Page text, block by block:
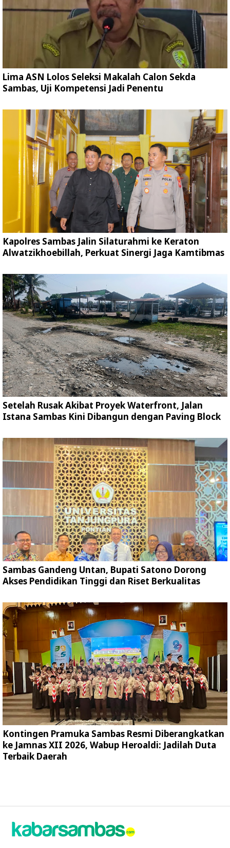
Lima ASN Lolos Seleksi Makalah Calon Sekda
Sambas, Uji Kompetensi Jadi Penentu
Kapolres Sambas Jalin Silaturahmi ke Keraton
Alwatzikhoebillah, Perkuat Sinergi Jaga Kamtibmas
Setelah Rusak Akibat Proyek Waterfront, Jalan
Istana Sambas Kini Dibangun dengan Paving Block
Sambas Gandeng Untan, Bupati Satono Dorong
Akses Pendidikan Tinggi dan Riset Berkualitas
Kontingen Pramuka Sambas Resmi Diberangkatkan
ke Jamnas XII 2026, Wabup Heroaldi: Jadilah Duta
Terbaik Daerah